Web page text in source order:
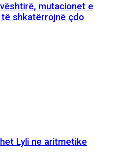
mutacionet e
shkatërrojnë çdo
Lyli ne aritmetike